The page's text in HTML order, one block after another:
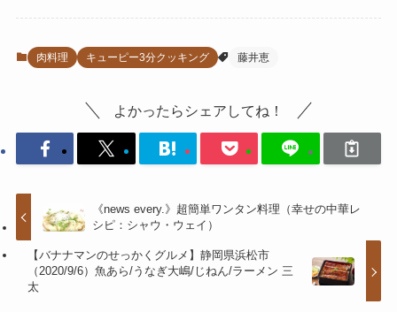
肉料理 キューピー3分クッキング 藤井恵
よかったらシェアしてね！
《news every.》超簡単ワンタン料理（幸せの中華レ
シピ：シャウ・ウェイ）
【バナナマンのせっかくグルメ】静岡県浜松市
（2020/9/6）魚あら/うなぎ大嶋/じねん/ラーメン 三
太